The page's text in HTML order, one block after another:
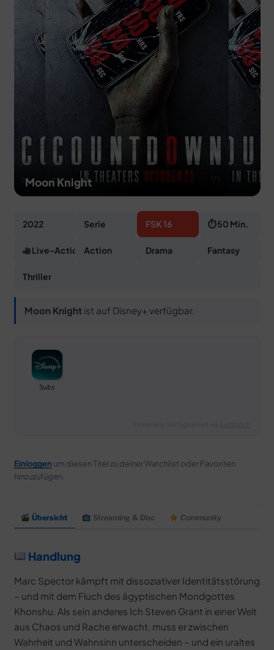
DEALS
MEIN HQ
50
Moon Knight
2022 Serie FSK 16 ⏱ 50 Min.
Live-Action Action Drama Fantasy
Thriller
Moon Knightist auf Disney+ verfügbar.
Einloggen um diesen Titel zu deiner Watchlist oder Favoriten
hinzuzufügen.
Übersicht Streaming & Disc Community
Handlung
Marc Spector kämpft mit dissoziativer Identitätsstörung
– und mit dem Fluch des ägyptischen Mondgottes
Khonshu. Als sein anderes Ich Steven Grant in einer Welt
aus Chaos und Rache erwacht, muss er zwischen
Wahrheit und Wahnsinn unterscheiden – und ein uraltes